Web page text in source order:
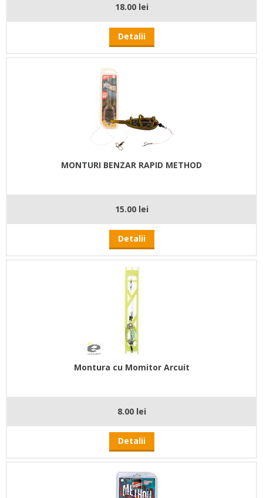
18.00 lei
Detalii
MONTURI BENZAR RAPID METHOD
15.00 lei
Detalii
Montura cu Momitor Arcuit
8.00 lei
Detalii